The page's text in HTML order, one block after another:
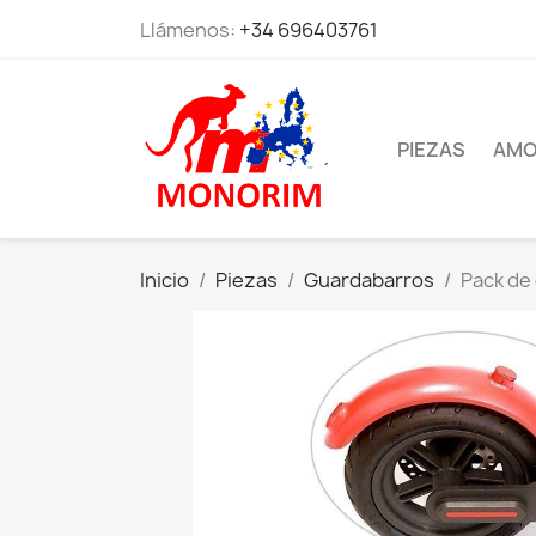
Llámenos: +34 696403761
PIEZAS
Inicio Piezas Guardabarros Pack